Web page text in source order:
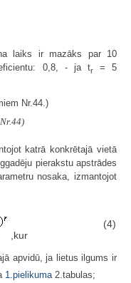
laiks ir mazāks par 10
0,8, - ja tr= 5
Nr.44.)
katrā konkrētajā vietā
pierakstu apstrādes
nosaka, izmantojot
,kur
(4)
apvidū, ja lietus ilgums ir
1.pielikuma 2.tabulas;